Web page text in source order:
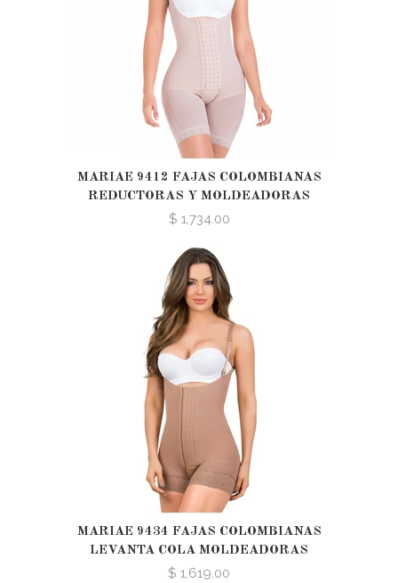
MARIAE 9412 FAJAS COLOMBIANAS
REDUCTORAS Y MOLDEADORAS
$ 1,734.00
MARIAE 9434 FAJAS COLOMBIANAS
LEVANTA COLA MOLDEADORAS
$ 1,619.00